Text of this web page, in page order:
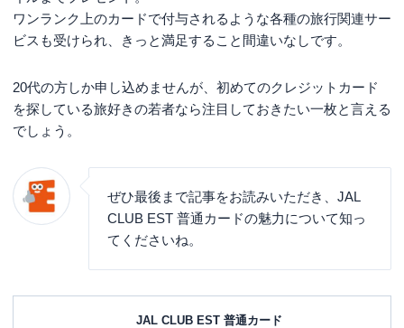
ワンランク上のカードで付与されるような各種の旅行関連サー
ビスも受けられ、きっと満足すること間違いなしです。
20代の方しか申し込めませんが、初めてのクレジットカード
を探している旅好きの若者なら注目しておきたい一枚と言える
でしょう。
ぜひ最後まで記事をお読みいただき、JAL
CLUB EST 普通カードの魅力について知っ
てくださいね。
JAL CLUB EST 普通カード